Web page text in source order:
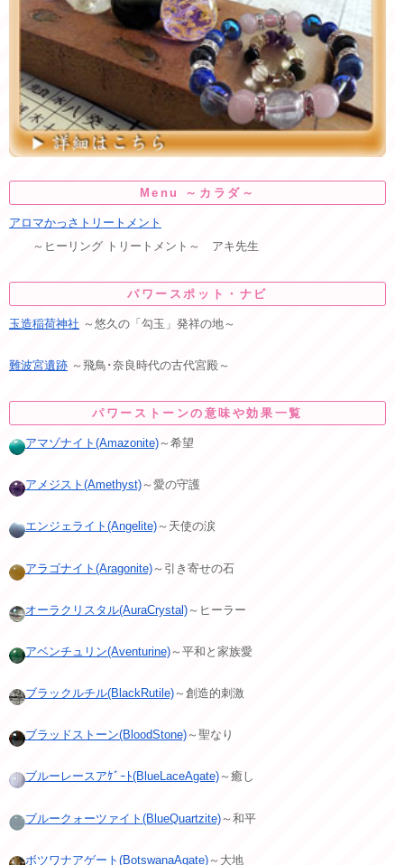
Menu ～カラダ～
アロマかっさトリートメント
～ヒーリング トリートメント～ アキ先生
パワースポット・ナビ
玉造稲荷神社 ～悠久の「勾玉」発祥の地～
難波宮遺跡 ～飛鳥･奈良時代の古代宮殿～
パワーストーンの意味や効果一覧
アマゾナイト(Amazonite)～希望
アメジスト(Amethyst)～愛の守護
エンジェライト(Angelite)～天使の涙
アラゴナイト(Aragonite)～引き寄せの石
オーラクリスタル(AuraCrystal)～ヒーラー
アベンチュリン(Aventurine)～平和と家族愛
ブラックルチル(BlackRutile)～創造的刺激
ブラッドストーン(BloodStone)～聖なり
ブルーレースアｹﾞｰﾄ(BlueLaceAgate)～癒し
ブルークォーツァイト(BlueQuartzite)～和平
ボツワナアゲート(BotswanaAgate)～大地